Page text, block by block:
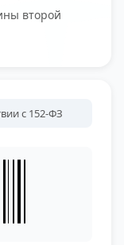
второй
с 152-ФЗ